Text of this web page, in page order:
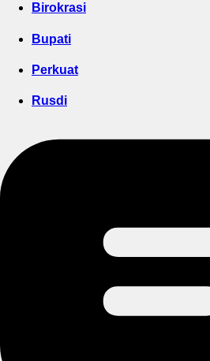
Birokrasi
Bupati
Perkuat
Rusdi